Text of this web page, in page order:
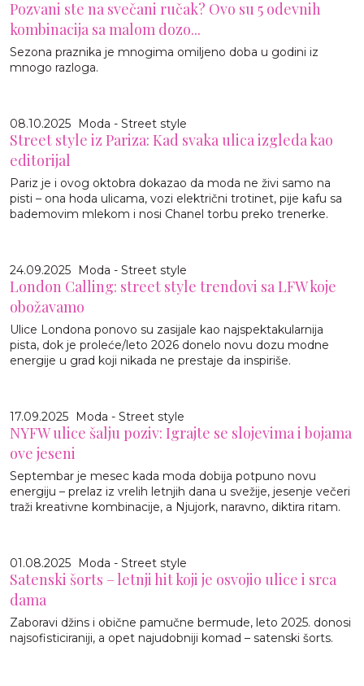
Pozvani ste na svečani ručak? Ovo su 5 odevnih
kombinacija sa malom dozo...
Sezona praznika je mnogima omiljeno doba u godini iz
mnogo razloga.
08.10.2025 Moda - Street style
Street style iz Pariza: Kad svaka ulica izgleda kao
editorijal
Pariz je i ovog oktobra dokazao da moda ne živi samo na
pisti – ona hoda ulicama, vozi električni trotinet, pije kafu sa
bademovim mlekom i nosi Chanel torbu preko trenerke.
24.09.2025 Moda - Street style
London Calling: street style trendovi sa LFW koje
obožavamo
Ulice Londona ponovo su zasijale kao najspektakularnija
pista, dok je proleće/leto 2026 donelo novu dozu modne
energije u grad koji nikada ne prestaje da inspiriše.
17.09.2025 Moda - Street style
NYFW ulice šalju poziv: Igrajte se slojevima i bojama
ove jeseni
Septembar je mesec kada moda dobija potpuno novu
energiju – prelaz iz vrelih letnjih dana u svežije, jesenje večeri
traži kreativne kombinacije, a Njujork, naravno, diktira ritam.
01.08.2025 Moda - Street style
Satenski šorts – letnji hit koji je osvojio ulice i srca
dama
Zaboravi džins i obične pamučne bermude, leto 2025. donosi
najsofisticiraniji, a opet najudobniji komad – satenski šorts.